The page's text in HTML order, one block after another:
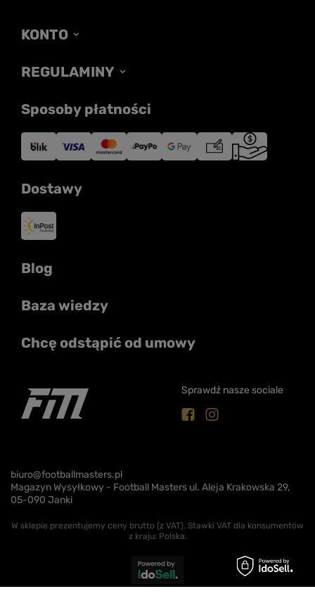
KONTO
REGULAMINY
Sprawdź nasze sociale
Sposoby płatności
Dostawy
Blog
Baza wiedzy
Chcę odstąpić od umowy
biuro@footballmasters.pl
Magazyn Wysyłkowy - Football Masters ul. Aleja Krakowska 29,
05-090 Janki
W sklepie prezentujemy ceny brutto (z VAT). Stawki VAT dla konsumentów
z kraju: Polska.